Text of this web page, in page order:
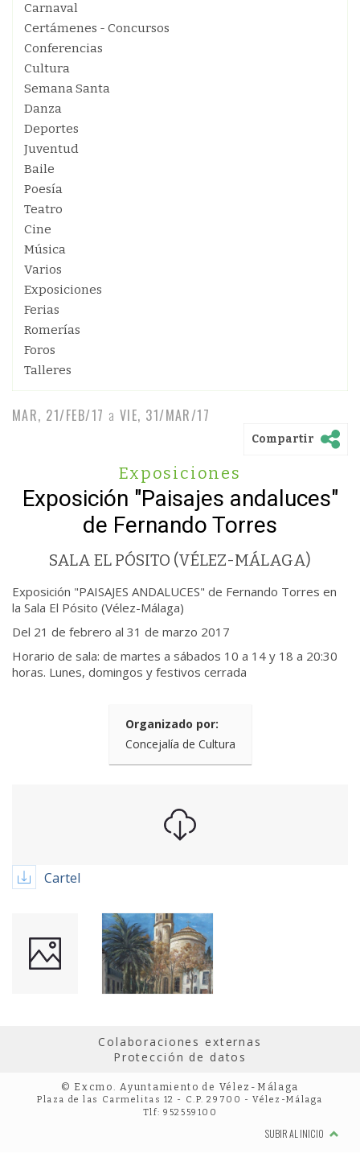
Carnaval
Certámenes - Concursos
Conferencias
Cultura
Semana Santa
Danza
Deportes
Juventud
Baile
Poesía
Teatro
Cine
Música
Varios
Exposiciones
Ferias
Romerías
Foros
Talleres
MAR, 21/FEB/17 a VIE, 31/MAR/17
Compartir
Exposiciones
Exposición "Paisajes andaluces"
de Fernando Torres
SALA EL PÓSITO (VÉLEZ-MÁLAGA)
Exposición "PAISAJES ANDALUCES" de Fernando Torres en
la Sala El Pósito (Vélez-Málaga)
Del 21 de febrero al 31 de marzo 2017
Horario de sala: de martes a sábados 10 a 14 y 18 a 20:30
horas. Lunes, domingos y festivos cerrada
Organizado por:
Concejalía de Cultura
Cartel
Colaboraciones externas
Protección de datos
© Excmo. Ayuntamiento de Vélez-Málaga
Plaza de las Carmelitas 12 - C.P. 29700 - Vélez-Málaga
Tlf: 952559100
SUBIR AL INICIO